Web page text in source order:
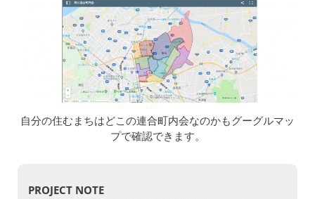
自分の住むまちはどこの連合町内会なのかもグーグルマッ
プで確認できます。
PROJECT NOTE